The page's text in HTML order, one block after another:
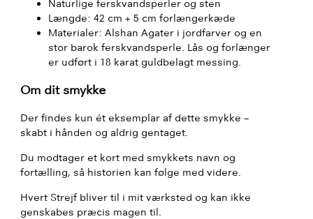
Naturlige ferskvandsperler og sten
Længde: 42 cm + 5 cm forlængerkæde
Materialer: Alshan Agater i jordfarver og en
stor barok ferskvandsperle. Lås og forlænger
er udført i 18 karat guldbelagt messing.
Om dit smykke
Der findes kun ét eksemplar af dette smykke –
skabt i hånden og aldrig gentaget.
Du modtager et kort med smykkets navn og
fortælling, så historien kan følge med videre.
Hvert Strejf bliver til i mit værksted og kan ikke
genskabes præcis magen til.